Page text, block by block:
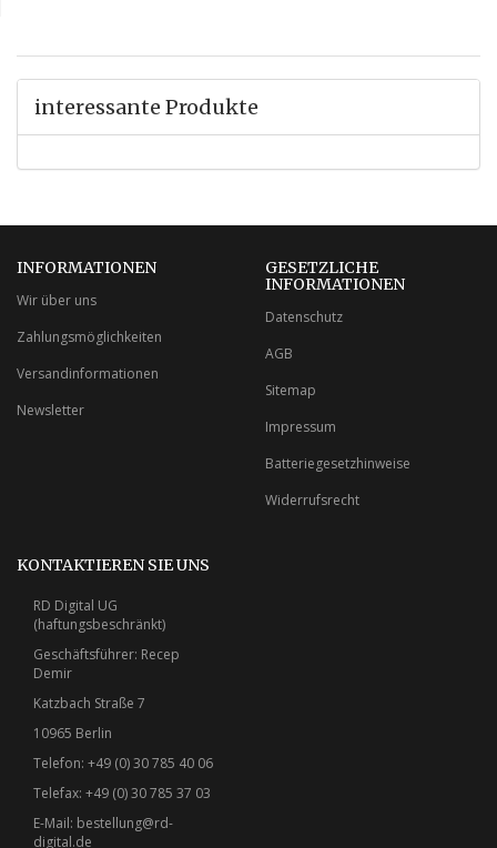
interessante Produkte
INFORMATIONEN
Wir über uns
Zahlungsmöglichkeiten
Versandinformationen
Newsletter
GESETZLICHE
INFORMATIONEN
Datenschutz
AGB
Sitemap
Impressum
Batteriegesetzhinweise
Widerrufsrecht
KONTAKTIEREN SIE UNS
RD Digital UG
(haftungsbeschränkt)
Geschäftsführer: Recep
Demir
Katzbach Straße 7
10965 Berlin
Telefon: +49 (0) 30 785 40 06
Telefax: +49 (0) 30 785 37 03
E-Mail: bestellung@rd-
digital.de